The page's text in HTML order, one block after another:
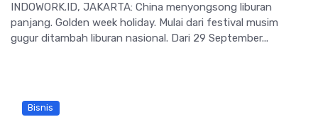
INDOWORK.ID, JAKARTA: China menyongsong liburan
panjang. Golden week holiday. Mulai dari festival musim
gugur ditambah liburan nasional. Dari 29 September...
Bisnis